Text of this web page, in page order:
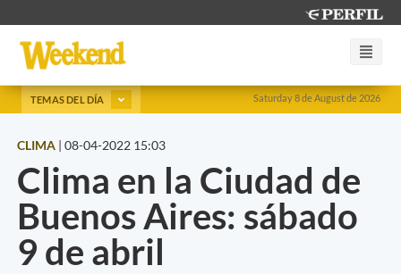
Saturday 8 de August de 2026
TEMAS DEL DÍA
CLIMA | 08-04-2022 15:03
Clima en la Ciudad de
Buenos Aires: sábado
9 de abril